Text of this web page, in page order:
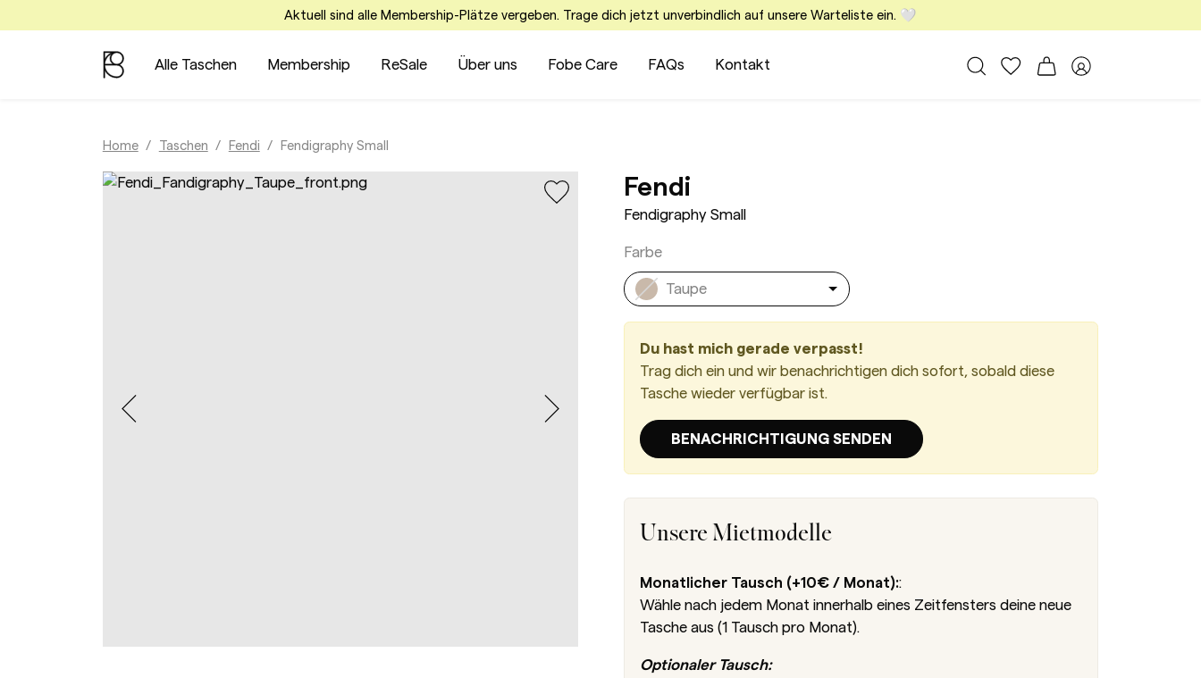
Aktuell sind alle Membership-Plätze vergeben. Trage dich jetzt unverbindlich auf unsere Warteliste ein. 🤍
Alle Taschen Membership ReSale Über uns Fobe Care FAQs Kontakt Alle Taschen
Meine Favoriten
WarenkorbMember Bereich
Home Taschen Fendi Fendigraphy Small
FendiFendigraphy Small Taupe
Fendigraphy Small
Farbe
Taupe
Du hast mich gerade verpasst!
Trag dich ein und wir benachrichtigen dich sofort, sobald diese
Tasche wieder verfügbar ist.
BENACHRICHTIGUNG SENDEN
Unsere Mietmodelle
Monatlicher Tausch (+10€ / Monat)::
Wähle nach jedem Monat innerhalb eines Zeitfensters deine neue
Tasche aus (1 Tausch pro Monat).
Optionaler Tausch: